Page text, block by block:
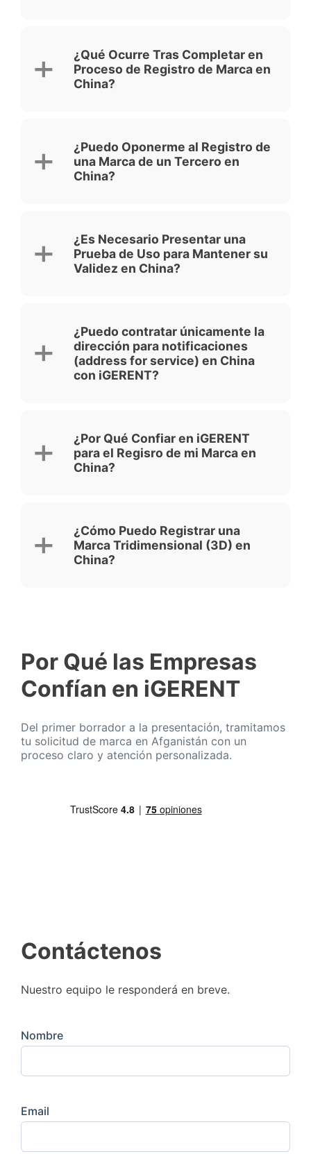
¿Qué Ocurre Tras Completar en
Proceso de Registro de Marca en
China?
¿Puedo Oponerme al Registro de
una Marca de un Tercero en
China?
¿Es Necesario Presentar una
Prueba de Uso para Mantener su
Validez en China?
¿Puedo contratar únicamente la
dirección para notificaciones
(address for service) en China
con iGERENT?
¿Por Qué Confiar en iGERENT
para el Regisro de mi Marca en
China?
¿Cómo Puedo Registrar una
Marca Tridimensional (3D) en
China?
Por Qué las Empresas
Confían en iGERENT
Del primer borrador a la presentación, tramitamos
tu solicitud de marca en Afganistán con un
proceso claro y atención personalizada.
Contáctenos
Nuestro equipo le responderá en breve.
Nombre
Email